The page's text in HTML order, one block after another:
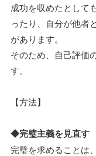
成功を収めたとして
ったり、自分が他者
があります。
そのため、自己評価
す。
【方法】
◆完璧主義を見直す
完璧を求めることは